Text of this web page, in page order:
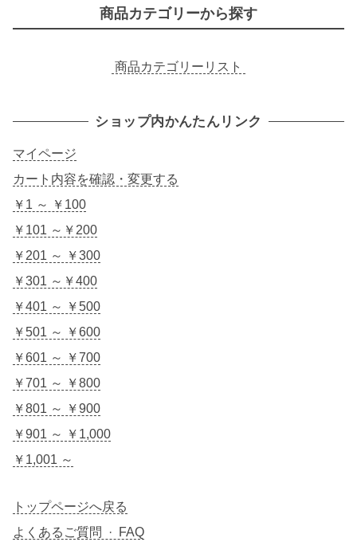
商品カテゴリーから探す
商品カテゴリーリスト
ショップ内かんたんリンク
マイページ
カート内容を確認・変更する
￥1 ～ ￥100
￥101 ～￥200
￥201 ～ ￥300
￥301 ～￥400
￥401 ～ ￥500
￥501 ～ ￥600
￥601 ～ ￥700
￥701 ～ ￥800
￥801 ～ ￥900
￥901 ～ ￥1,000
￥1,001 ～
トップページへ戻る
よくあるご質問 · FAQ